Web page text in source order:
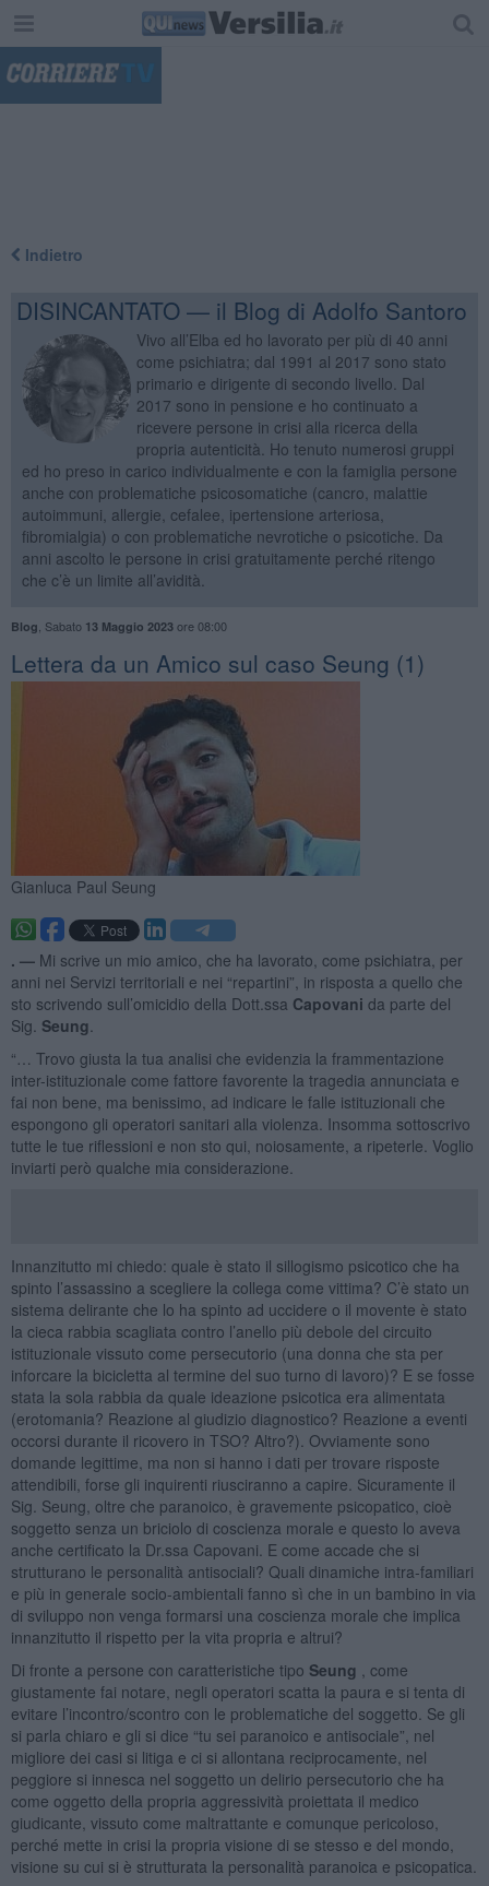
Indietro
DISINCANTATO — il Blog di Adolfo Santoro
Vivo all’Elba ed ho lavorato per più di 40 anni
come psichiatra; dal 1991 al 2017 sono stato
primario e dirigente di secondo livello. Dal
2017 sono in pensione e ho continuato a
ricevere persone in crisi alla ricerca della
propria autenticità. Ho tenuto numerosi gruppi
ed ho preso in carico individualmente e con la famiglia persone
anche con problematiche psicosomatiche (cancro, malattie
autoimmuni, allergie, cefalee, ipertensione arteriosa,
fibromialgia) o con problematiche nevrotiche o psicotiche. Da
anni ascolto le persone in crisi gratuitamente perché ritengo
che c’è un limite all’avidità.
Blog Sabato 13 Maggio 2023ore 08:00
​Lettera da un Amico sul caso Seung (1)
Gianluca Paul Seung
. — Mi scrive un mio amico, che ha lavorato, come psichiatra, per
anni nei Servizi territoriali e nei “repartini”, in risposta a quello che
sto scrivendo sull’omicidio della Dott.ssa Capovani da parte del
Sig. Seung
“… Trovo giusta la tua analisi che evidenzia la frammentazione
inter-istituzionale come fattore favorente la tragedia annunciata e
fai non bene, ma benissimo, ad indicare le falle istituzionali che
espongono gli operatori sanitari alla violenza. Insomma sottoscrivo
tutte le tue riflessioni e non sto qui, noiosamente, a ripeterle. Voglio
inviarti però qualche mia considerazione.
Innanzitutto mi chiedo: quale è stato il sillogismo psicotico che ha
spinto l’assassino a scegliere la collega come vittima? C’è stato un
sistema delirante che lo ha spinto ad uccidere o il movente è stato
la cieca rabbia scagliata contro l’anello più debole del circuito
istituzionale vissuto come persecutorio (una donna che sta per
inforcare la bicicletta al termine del suo turno di lavoro)? E se fosse
stata la sola rabbia da quale ideazione psicotica era alimentata
(erotomania? Reazione al giudizio diagnostico? Reazione a eventi
occorsi durante il ricovero in TSO? Altro?). Ovviamente sono
domande legittime, ma non si hanno i dati per trovare risposte
attendibili, forse gli inquirenti riusciranno a capire. Sicuramente il
Sig. Seung, oltre che paranoico, è gravemente psicopatico, cioè
soggetto senza un briciolo di coscienza morale e questo lo aveva
anche certificato la Dr.ssa Capovani. E come accade che si
strutturano le personalità antisociali? Quali dinamiche intra-familiari
e più in generale socio-ambientali fanno sì che in un bambino in via
di sviluppo non venga formarsi una coscienza morale che implica
innanzitutto il rispetto per la vita propria e altrui?
Di fronte a persone con caratteristiche tipo Seung , come
giustamente fai notare, negli operatori scatta la paura e si tenta di
evitare l’incontro/scontro con le problematiche del soggetto. Se gli
si parla chiaro e gli si dice “tu sei paranoico e antisociale”, nel
migliore dei casi si litiga e ci si allontana reciprocamente, nel
peggiore si innesca nel soggetto un delirio persecutorio che ha
come oggetto della propria aggressività proiettata il medico
giudicante, vissuto come maltrattante e comunque pericoloso,
perché mette in crisi la propria visione di se stesso e del mondo,
visione su cui si è strutturata la personalità paranoica e psicopatica.